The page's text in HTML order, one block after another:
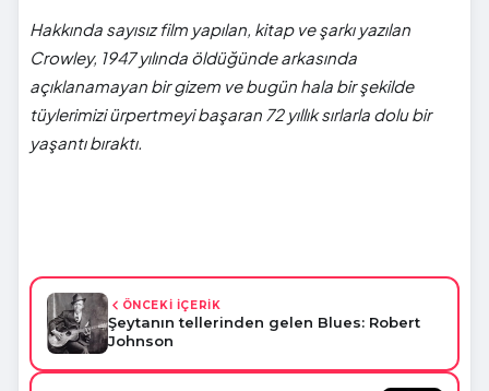
Hakkında sayısız film yapılan, kitap ve şarkı yazılan
Crowley, 1947 yılında öldüğünde arkasında
açıklanamayan bir gizem ve bugün hala bir şekilde
tüylerimizi ürpertmeyi başaran 72 yıllık sırlarla dolu bir
yaşantı bıraktı.
ÖNCEKİ İÇERİK
Şeytanın tellerinden gelen Blues: Robert
Johnson